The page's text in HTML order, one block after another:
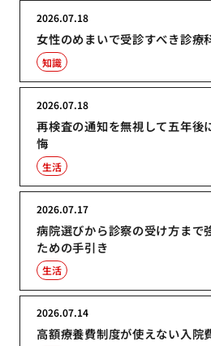
女性のめまいで受診すべき診療
2026.07.18
知識
再検査の通知を無視して五年後
悔
2026.07.18
生活
病院選びから診察の受け方まで
ための手引き
2026.07.17
生活
高額療養費制度が使えない入院
2026.07.14